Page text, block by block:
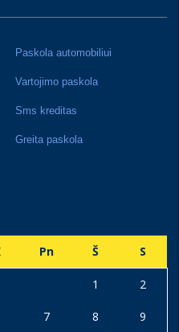
Paskola automobiliui
Vartojimo paskola
Sms kreditas
Greita paskola
Pn Š S
1 2
7 8 9